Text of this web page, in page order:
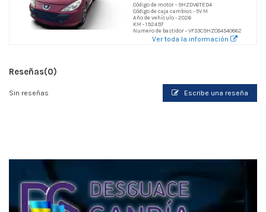
Código de motor - 9HZDV6TED4
Código de caja cambios - 5V M
Año de vehículo - 2026
KM - 192497
Numero de bastidor - VF33C9HZC84540862
Ver toda la información
Reseñas(0)
Sin reseñas Escribe una reseña